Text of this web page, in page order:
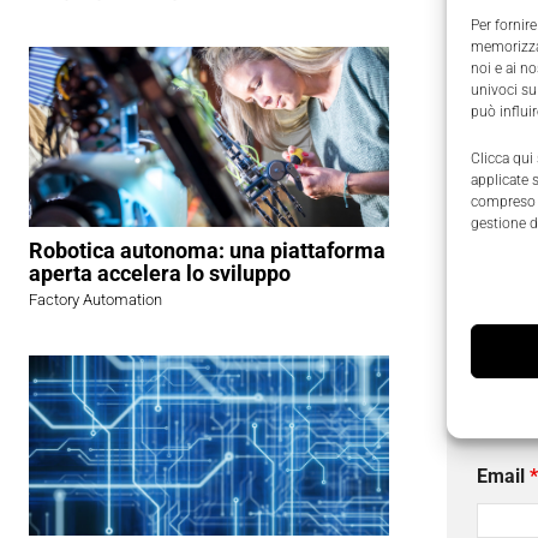
Per
noi e ai
univoci
può
Clicca qui
applicate
gestione
Robotica autonoma: una piattaforma
aperta accelera lo sviluppo
Factory Automation
modulo
sotto
la
I
Email *